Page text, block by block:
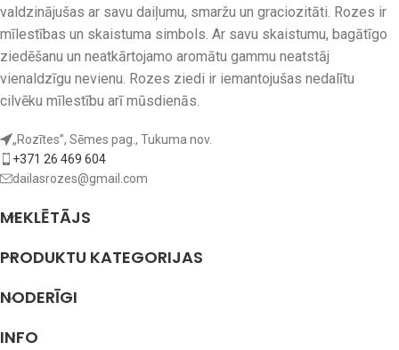
valdzinājušas ar savu daiļumu, smaržu un graciozitāti. Rozes ir
mīlestības un skaistuma simbols. Ar savu skaistumu, bagātīgo
ziedēšanu un neatkārtojamo aromātu gammu neatstāj
vienaldzīgu nevienu. Rozes ziedi ir iemantojušas nedalītu
cilvēku mīlestību arī mūsdienās.
„Rozītes”, Sēmes pag., Tukuma nov.
+371 26 469 604
dailasrozes@gmail.com
MEKLĒTĀJS
PRODUKTU KATEGORIJAS
NODERĪGI
INFO